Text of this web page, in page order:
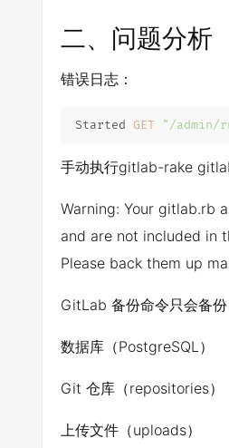
二、问题分析
错误日志：
Started GET "/admin/
手动执行gitlab-rake
Warning: Your gitlab.rb
and are not included in
Please back them up
GitLab 备份命令只会备份
数据库（PostgreSQL）
Git 仓库（repositories）
上传文件（uploads）